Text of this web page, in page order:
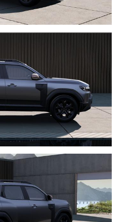
d'aria marrone rame
del bracciolo anteriore: kaki
del cambio grigio acciaio
ABS con assistenza alla frenata di
attiva con rilevamento di pedoni e
di sicurezza
della stabilità ESC
salita (HSA)
SOS (E-call)
(disattivabile)
tre punti con